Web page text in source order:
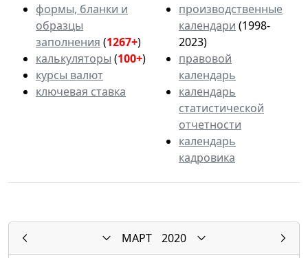
формы, бланки и
образцы
заполнения (1267+)
калькуляторы (100+)
курсы валют
ключевая ставка
производственные
календари (1998-
2023)
правовой
календарь
календарь
статистической
отчетности
календарь
кадровика
МАРТ
2020